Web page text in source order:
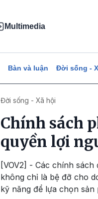
Multimedia
Bàn và luận Đời sống -
Đời sống - Xã hội
Chính sách
quyền lợi
[VOV2] - Các chính
không chỉ là bệ đỡ cho
kỹ năng để lựa chọn sản